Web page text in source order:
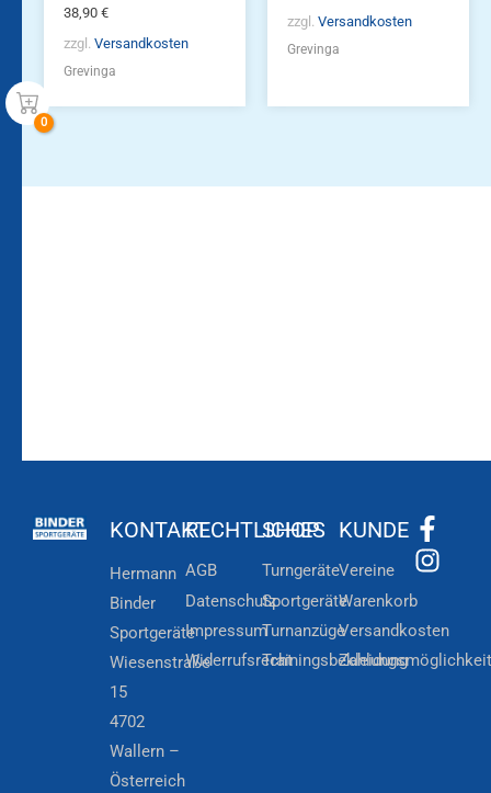
38,90 €
zzgl. Versandkosten
Grevinga
zzgl. Versandkosten
Grevinga
KONTAKT
Hermann
Binder
Sportgeräte
Wiesenstraße
15
4702
Wallern –
Österreich
RECHTLICHES
AGB
Datenschutz
Impressum
Widerrufsrecht
SHOP
Turngeräte
Sportgeräte
Turnanzüge
Trainingsbekleidung
KUNDE
Vereine
Warenkorb
Versandkosten